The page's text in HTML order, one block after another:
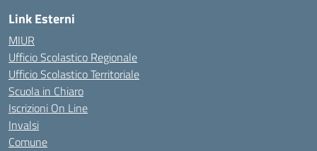
Link Esterni
MIUR
Ufficio Scolastico Regionale
Ufficio Scolastico Territoriale
Scuola in Chiaro
Iscrizioni On Line
Invalsi
Comune